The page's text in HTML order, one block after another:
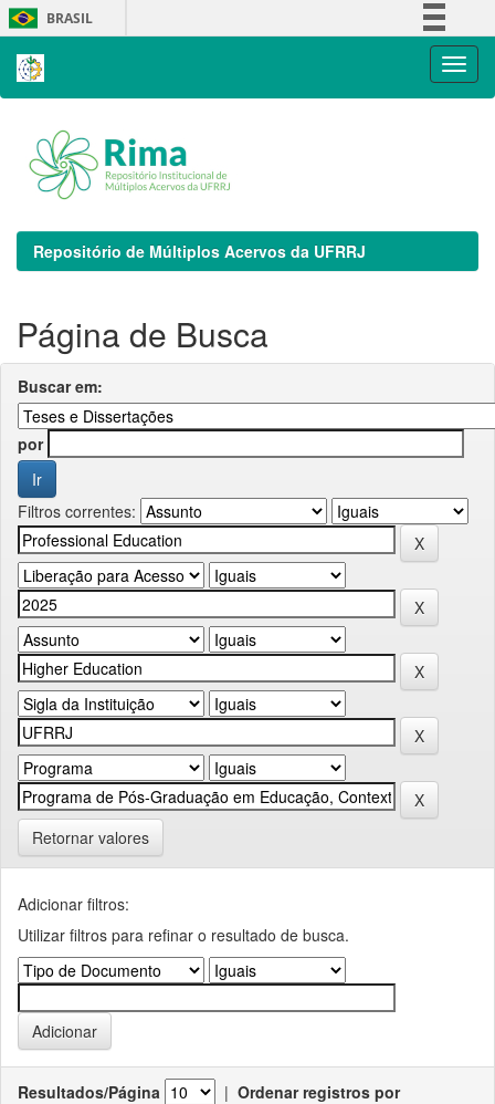
Skip
navigation
BRASIL
Repositório de Múltiplos Acervos da UFRRJ
Página de Busca
Buscar em:
por
Filtros correntes:
Retornar valores
Adicionar filtros:
Utilizar filtros para refinar o resultado de busca.
Resultados/Página | Ordenar registros por